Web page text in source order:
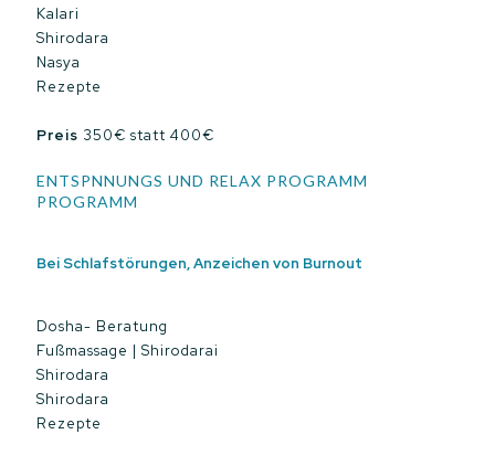
Kalari
Shirodara
Nasya
Rezepte
Preis 350€ statt 400€
ENTSPNNUNGS UND RELAX PROGRAMM
PROGRAMM
Bei Schlafstörungen, Anzeichen von Burnout
Dosha- Beratung
Fußmassage | Shirodarai
Shirodara
Shirodara
Rezepte